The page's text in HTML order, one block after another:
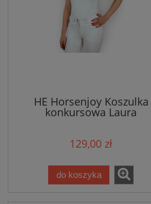
Loesdau Derka padokowa dla
236,00 zł
HE Horsenjoy Koszulka
konkursowa Laura
129,00 zł
do koszyka